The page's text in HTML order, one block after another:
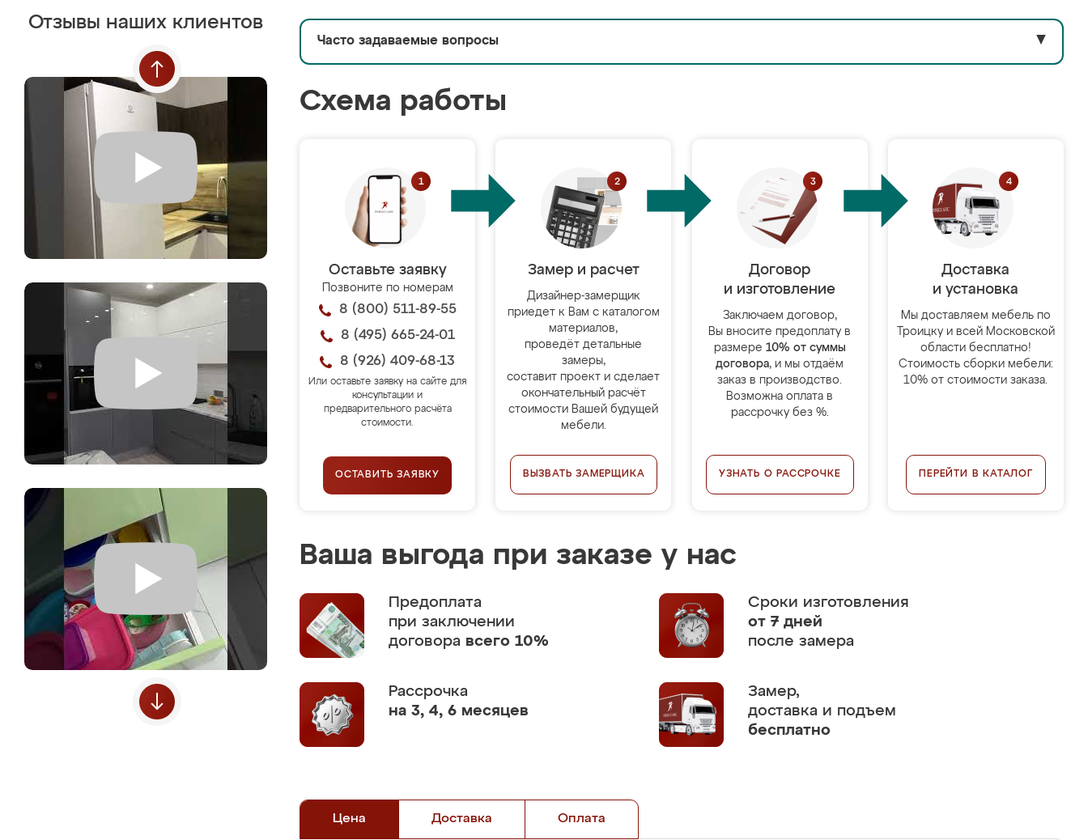
Отзывы наших клиентов
Часто задаваемые вопросы ▼
Схема работы
Оставьте заявку
Позвоните по номерам
8 (800) 511-89-55
8 (495) 665-24-01
8 (926) 409-68-13
Или оставьте заявку на сайте для
консультации и
предварительного расчёта
стоимости.
ОСТАВИТЬ ЗАЯВКУ
Замер и расчет
Дизайнер-замерщик
приедет к Вам с каталогом
материалов,
проведёт детальные
замеры,
составит проект и сделает
окончательный расчёт
стоимости Вашей будущей
мебели.
ВЫЗВАТЬ ЗАМЕРЩИКА
Договор
и изготовление
Заключаем договор,
Вы вносите предоплату в
размере 10% от суммы
договора, и мы отдаём
заказ в производство.
Возможна оплата в
рассрочку без %.
УЗНАТЬ О РАССРОЧКЕ
Доставка
и установка
Мы доставляем мебель по
Троицку и всей Московской
области бесплатно!
Стоимость сборки мебели:
10% от стоимости заказа.
ПЕРЕЙТИ В КАТАЛОГ
Ваша выгода при заказе у нас
Предоплата
при заключении
договора всего 10%
Сроки изготовления
от 7 дней
после замера
Рассрочка
на 3, 4, 6 месяцев
Замер,
доставка и подъем
бесплатно
Цена Доставка Оплата